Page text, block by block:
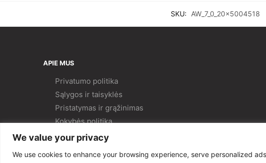
We value your privacy
We use cookies to enhance your browsing experience, serve personalized
SKU: AW_7_0_20x5004518
APIE MUS
Privatumo politika
Sąlygos ir taisyklės
Pristatymas ir grąžinimas
Kokybės politika